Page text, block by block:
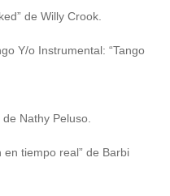
de Willy Crook.
Y/o Instrumental: “Tango
Nathy Peluso.
en tiempo real” de Barbi